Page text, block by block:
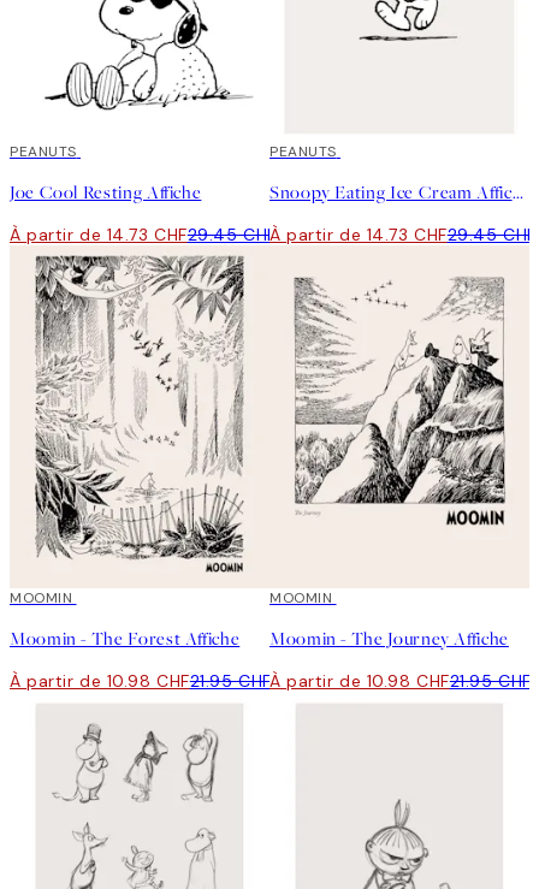
50%*
PEANUTS
Joe Cool Resting Affiche
À partir de 14.73 CHF29.45 CHF
50%*
PEANUTS
Snoopy Eating Ice Cream Affiche
À partir de 14.73 CHF29.45 CHF
50%*
MOOMIN
Moomin - The Forest Affiche
À partir de 10.98 CHF21.95 CHF
50%*
MOOMIN
Moomin - The Journey Affiche
À partir de 10.98 CHF21.95 CHF